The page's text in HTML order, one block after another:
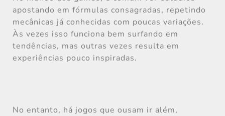
apostando em fórmulas consagradas, repetindo
mecânicas já conhecidas com poucas variações.
Às vezes isso funciona bem surfando em
tendências, mas outras vezes resulta em
experiências pouco inspiradas.
No entanto, há jogos que ousam ir além,